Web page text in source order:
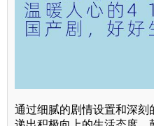
通过细腻的剧情设置和深